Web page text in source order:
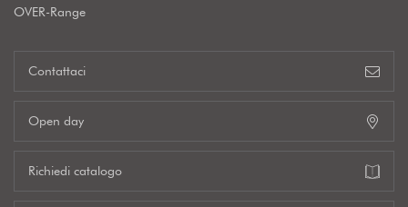
OVER-Range
Contattaci
Open day
Richiedi catalogo